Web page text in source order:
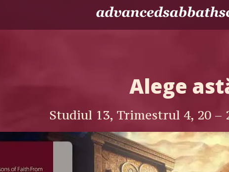
Alege
Studiul 13, Trimestrul 4, 20 –